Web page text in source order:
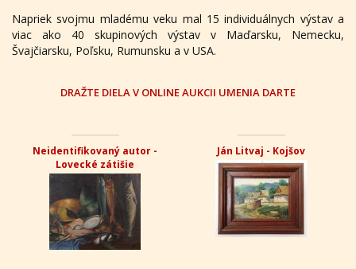
Napriek svojmu mladému veku mal 15 individuálnych výstav a
viac ako 40 skupinových výstav v Maďarsku, Nemecku,
Švajčiarsku, Poľsku, Rumunsku a v USA.
DRAŽTE DIELA V ONLINE AUKCII UMENIA DARTE
Neidentifikovaný autor -
Lovecké zátišie
Ján Litvaj - Kojšov